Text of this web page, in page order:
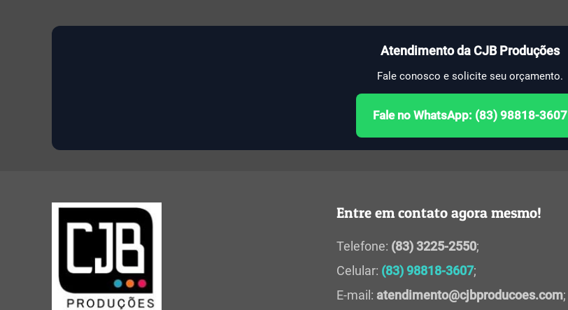
Atendimento da CJB Produções
Fale conosco e solicite seu orçamento.
Fale no WhatsApp: (83) 98818-3607
Entre em contato agora mesmo!
Telefone: (83) 3225-2550;
Celular: (83) 98818-3607;
E-mail: atendimento@cjbproducoes.com;